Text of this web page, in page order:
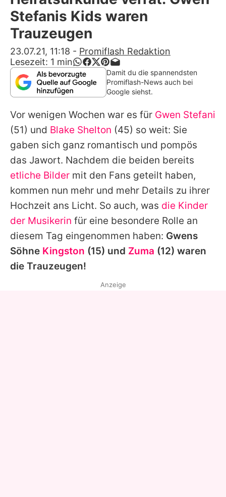
Alle Themen auf Promiflash
App runterladen
Team
Redaktionelle Richtlinien
Impressum
Datenschutzerklärung
Nutzungsbedingungen
Utiq verwalten
Stefanis Kids waren
Trauzeugen
23.07.21, 11:18 - Promiflash Redaktion
Lesezeit: 1 min
Damit du die spannendsten
Promiflash-News auch bei
Google siehst.
Vor wenigen Wochen war es für Gwen Stefani
(51) und Blake Shelton (45) so weit: Sie
gaben sich ganz romantisch und pompös
das Jawort. Nachdem die beiden bereits
etliche Bilder mit den Fans geteilt haben,
kommen nun mehr und mehr Details zu ihrer
Hochzeit ans Licht. So auch, was die Kinder
der Musikerin für eine besondere Rolle an
diesem Tag eingenommen haben: Gwens
Söhne Kingston (15) und Zuma (12) waren
die Trauzeugen!
Anzeige